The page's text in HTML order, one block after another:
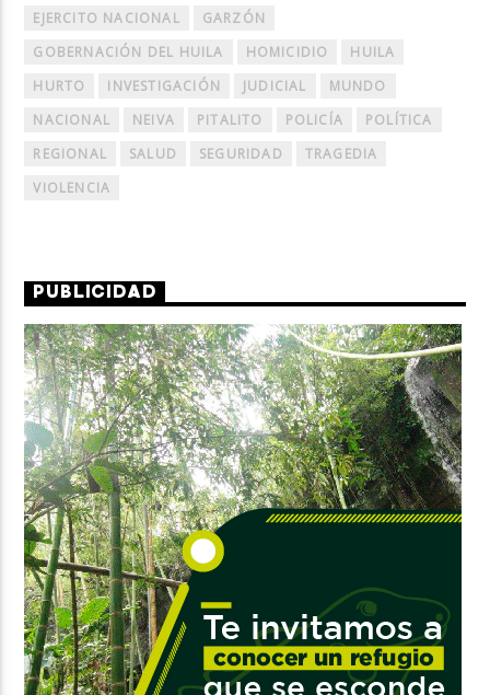
EJERCITO NACIONAL
GARZÓN
GOBERNACIÓN DEL HUILA
HOMICIDIO
HUILA
HURTO
INVESTIGACIÓN JUDICIAL
MUNDO
NACIONAL
NEIVA PITALITO POLICÍA
POLÍTICA
REGIONAL
SALUD SEGURIDAD
TRAGEDIA
VIOLENCIA
PUBLICIDAD